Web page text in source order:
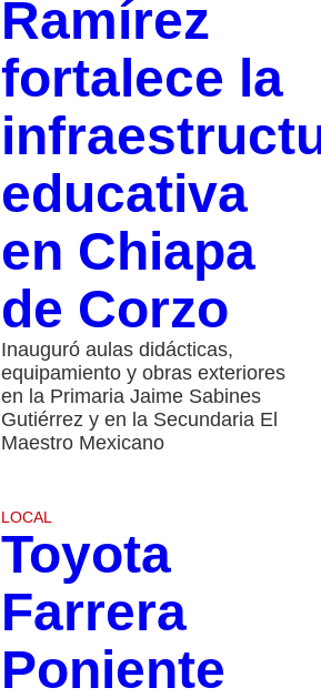
Ramírez
fortalece la
educativa
en Chiapa
de Corzo
Inauguró aulas didácticas,
equipamiento y obras exteriores
en la Primaria Jaime Sabines
Gutiérrez y en la Secundaria El
Maestro Mexicano
LOCAL
Toyota
Farrera
Poniente